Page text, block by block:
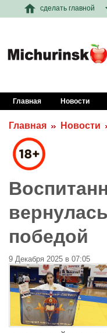
сделать главной
Главная Новости
Главная Новости
победой
9 Декабря 2025 в 07:05